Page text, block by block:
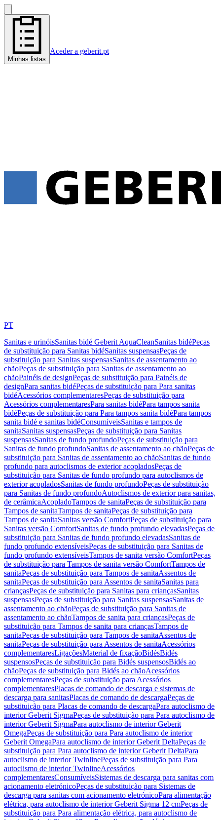
Minhas listas
Aceder a geberit.pt
PT
Sanitas e urinóisSanitas bidé Geberit AquaCleanSanitas bidéPeças
de substituição para Sanitas bidéSanitas suspensasPeças de
substituição para Sanitas suspensasSanitas de assentamento ao
chãoPeças de substituição para Sanitas de assentamento ao
chãoPainéis de designPeças de substituição para Painéis de
designPara sanitas bidéPeças de substituição para Para sanitas
bidéAcessórios complementaresPeças de substituição para
Acessórios complementaresPara sanitas bidéPara tampos sanita
bidéPeças de substituição para Para tampos sanita bidéPara tampos
sanita bidé e sanitas bidéConsumíveisSanitas e tampos de
sanitaSanitas suspensasPeças de substituição para Sanitas
suspensasSanitas de fundo profundoPeças de substituição para
Sanitas de fundo profundoSanitas de assentamento ao chãoPeças de
substituição para Sanitas de assentamento ao chãoSanitas de fundo
profundo para autoclismos de exterior acopladosPeças de
substituição para Sanitas de fundo profundo para autoclismos de
exterior acopladosSanitas de fundo profundoPeças de substituição
para Sanitas de fundo profundoAutoclismos de exterior para sanitas,
de cerâmicaAcopladoTampos de sanitaPeças de substituição para
Tampos de sanitaTampos de sanitaPeças de substituição para
Tampos de sanitaSanitas versão ComfortPeças de substituição para
Sanitas versão ComfortSanitas de fundo profundo elevadasPeças de
substituição para Sanitas de fundo profundo elevadasSanitas de
fundo profundo extensíveisPeças de substituição para Sanitas de
fundo profundo extensíveisTampos de sanita versão ComfortPeças
de substituição para Tampos de sanita versão ComfortTampos de
sanitaPeças de substituição para Tampos de sanitaAssentos de
sanitaPeças de substituição para Assentos de sanitaSanitas para
criançasPeças de substituição para Sanitas para criançasSanitas
suspensasPeças de substituição para Sanitas suspensasSanitas de
assentamento ao chãoPeças de substituição para Sanitas de
assentamento ao chãoTampos de sanita para criançasPeças de
substituição para Tampos de sanita para criançasTampos de
sanitaPeças de substituição para Tampos de sanitaAssentos de
sanitaPeças de substituição para Assentos de sanitaAcessórios
complementaresLigaçõesMaterial de fixaçãoBidésBidés
suspensosPeças de substituição para Bidés suspensosBidés ao
chãoPeças de substituição para Bidés ao chãoAcessórios
complementaresPeças de substituição para Acessórios
complementaresPlacas de comando de descarga e sistemas de
descarga para sanitasPlacas de comando de descargaPeças de
substituição para Placas de comando de descargaPara autoclismo de
interior Geberit SigmaPeças de substituição para Para autoclismo de
interior Geberit SigmaPara autoclismo de interior Geberit
OmegaPeças de substituição para Para autoclismo de interior
Geberit OmegaPara autoclismo de interior Geberit DeltaPeças de
substituição para Para autoclismo de interior Geberit DeltaPara
autoclismo de interior TwinlinePeças de substituição para Para
autoclismo de interior TwinlineAcessórios
complementaresConsumíveisSistemas de descarga para sanitas com
acionamento eletrónicoPeças de substituição para Sistemas de
descarga para sanitas com acionamento eletrónicoPara alimentação
elétrica, para autoclismo de interior Geberit Sigma 12 cmPeças de
substituição para Para alimentação elétrica, para autoclismo de